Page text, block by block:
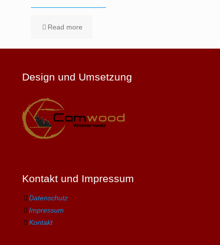
Read more
Design und Umsetzung
Kontakt und Impressum
Datenschutz
Impressum
Kontakt